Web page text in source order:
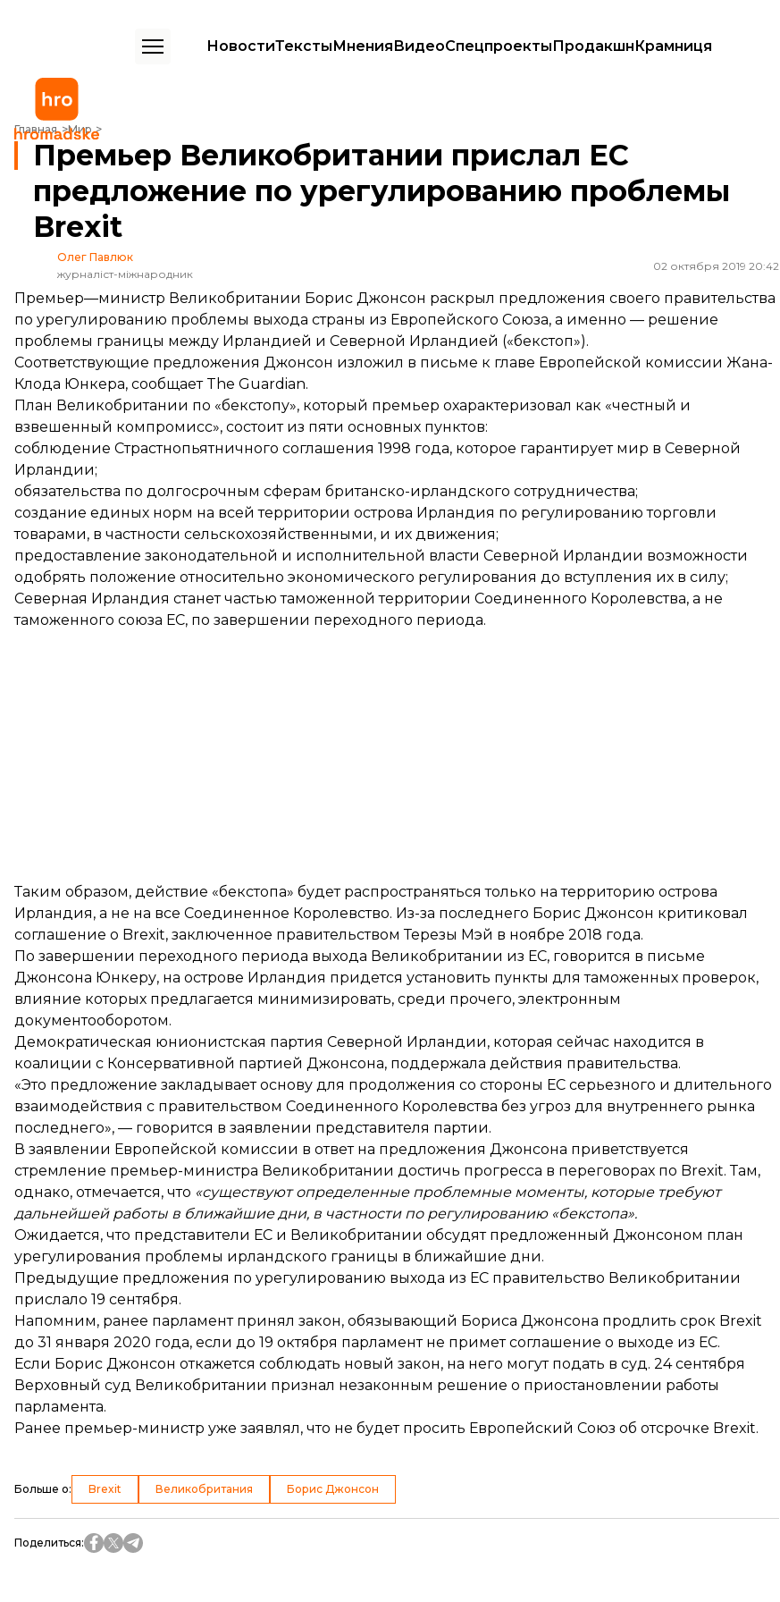
НовостиТекстыМненияВидеоСпецпроектыПродакшнКрамниця
Главная Мир
Премьер Великобритании прислал ЕС предложение по урегулированию проблемы Brexit
Премьер Великобритании прислал ЕС
предложение по урегулированию проблемы
Brexit
Олег Павлюк
журналіст-міжнародник
02 октября 2019 20:42
Премьер—министр Великобритании Борис Джонсон раскрыл предложения своего правительства
по урегулированию проблемы выхода страны из Европейского Союза, а именно — решение
проблемы границы между Ирландией и Северной Ирландией («бекстоп»).
Соответствующие предложения Джонсон изложил в письме к главе Европейской комиссии Жана-
Клода Юнкера, сообщаетThe Guardian.
План Великобритании по «бекстопу», который премьер охарактеризовал как «честный и
взвешенный компромисс», состоит из пяти основных пунктов:
соблюдение Страстнопьятничного соглашения 1998 года, которое гарантирует мир в Северной
Ирландии;
обязательства по долгосрочным сферам британско-ирландского сотрудничества;
создание единых норм на всей территории острова Ирландия по регулированию торговли
товарами, в частности сельскохозяйственными, и их движения;
предоставление законодательной и исполнительной власти Северной Ирландии возможности
одобрять положение относительно экономического регулирования до вступления их в силу;
Северная Ирландия станет частью таможенной территории Соединенного Королевства, а не
таможенного союза ЕС, по завершении переходного периода.
Таким образом, действие «бекстопа» будет распространяться только на территорию острова
Ирландия, а не на все Соединенное Королевство. Из-за последнего Борис Джонсон критиковал
соглашение о Brexit, заключенное правительством Терезы Мэй в ноябре 2018 года.
По завершении переходного периода выхода Великобритании из ЕС, говорится в письме
Джонсона Юнкеру, на острове Ирландия придется установить пункты для таможенных проверок,
влияние которых предлагается минимизировать, среди прочего, электронным
документооборотом.
Демократическая юнионистская партия Северной Ирландии, которая сейчас находится в
коалиции с Консервативной партией Джонсона, поддержала действия правительства.
«Это предложение закладывает основу для продолжения со стороны ЕС серьезного и длительного
взаимодействия с правительством Соединенного Королевства без угроз для внутреннего рынка
последнего», — говорится в заявлении представителя партии.
В заявлении Европейской комиссии в ответ на предложения Джонсона приветствуется
стремление премьер-министра Великобритании достичь прогресса в переговорах по Brexit. Там,
однако, отмечается, что «существуют определенные проблемные моменты, которые требуют
дальнейшей работы в ближайшие дни, в частности по регулированию «бекстопа».
Ожидается, что представители ЕС и Великобритании обсудят предложенный Джонсоном план
урегулирования проблемы ирландского границы в ближайшие дни.
Предыдущие предложения по урегулированию выхода из ЕС правительство Великобритании
прислало 19 сентября.
Напомним, ранее парламент принял закон, обязывающий Бориса Джонсона продлить срок Brexit
до 31 января 2020 года, если до 19 октября парламент не примет соглашение о выходе из ЕС.
Если Борис Джонсон откажется соблюдать новый закон, на него могут подать в суд. 24 сентября
Верховный суд Великобритании признал незаконным решение о приостановлении работы
парламента.
Ранее премьер-министр уже заявлял, что не будет просить Европейский Союз об отсрочке Brexit.
Больше о: Brexit Великобритания Борис Джонсон
Поделиться: